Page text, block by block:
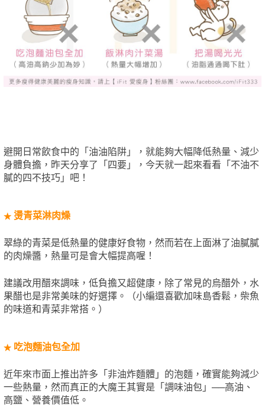
避開日常飲食中的「油油陷阱」，就能夠大幅降低熱量、減少
身體負擔，昨天分享了「四要」，今天就一起來看看「不油不
膩的四不技巧」吧！
★ 燙青菜淋肉燥
翠綠的青菜是低熱量的健康好食物，然而若在上面淋了油膩膩
的肉燥醬，熱量可是會大幅提高喔！
建議改用醋來調味，低負擔又超健康，除了常見的烏醋外，水
果醋也是非常美味的好選擇。（小編還喜歡加味島香鬆，柴魚
的味道和青菜非常搭。）
★ 吃泡麵油包全加
近年來市面上推出許多「非油炸麵體」的泡麵，確實能夠減少
一些熱量，然而真正的大魔王其實是「調味油包」──高油、
高鹽、營養價值低。